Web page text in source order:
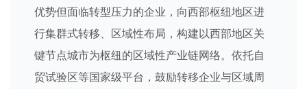
优势但面临转型压力的企业，向西部枢纽地区进
行集群式转移、区域性布局，构建以西部地区关
键节点城市为枢纽的区域性产业链网络。依托自
贸试验区等国家级平台，鼓励转移企业与区域周